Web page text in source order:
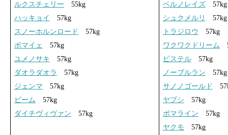
ルクスチェリー 55kg
ハッキョイ
57kg
スノーホルンロード
57kg
ボマイェ
57kg
ユメノサキ 57kg
ダオラダオラ
57kg
ジェンマ 57kg
ビーム 57kg
ダイチヴィヴァン 57kg
ベルノレイズ57kg
シュクメルリ
57kg
トラジロウ
57kg
ワクワクドリーム
ビステル57kg
ノーブルラン 57kg
サノノゴールド
ヤプシ 57kg
ボマライン 57kg
ヤクモ 57kg